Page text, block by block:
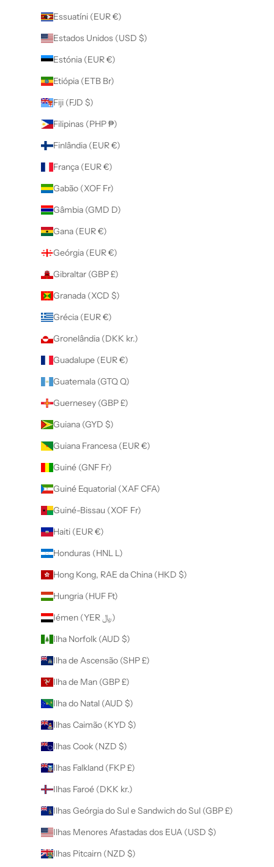
Essuatíni (EUR €)
Estados Unidos (USD $)
Estónia (EUR €)
Etiópia (ETB Br)
Fiji (FJD $)
Filipinas (PHP ₱)
Finlândia (EUR €)
França (EUR €)
Gabão (XOF Fr)
Gâmbia (GMD D)
Gana (EUR €)
Geórgia (EUR €)
Gibraltar (GBP £)
Granada (XCD $)
Grécia (EUR €)
Gronelândia (DKK kr.)
Guadalupe (EUR €)
Guatemala (GTQ Q)
Guernesey (GBP £)
Guiana (GYD $)
Guiana Francesa (EUR €)
Guiné (GNF Fr)
Guiné Equatorial (XAF CFA)
Guiné-Bissau (XOF Fr)
Haiti (EUR €)
Honduras (HNL L)
Hong Kong, RAE da China (HKD $)
Hungria (HUF Ft)
Iémen (YER ﷼)
Ilha Norfolk (AUD $)
Ilha de Ascensão (SHP £)
Ilha de Man (GBP £)
Ilha do Natal (AUD $)
Ilhas Caimão (KYD $)
Ilhas Cook (NZD $)
Ilhas Falkland (FKP £)
Ilhas Faroé (DKK kr.)
Ilhas Geórgia do Sul e Sandwich do Sul (GBP £)
Ilhas Menores Afastadas dos EUA (USD $)
Ilhas Pitcairn (NZD $)